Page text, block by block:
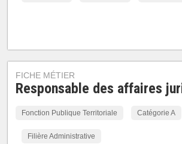
FICHE MÉTIER
Responsable des affaires
Fonction Publique Territoriale Catégorie A
Filière Administrative